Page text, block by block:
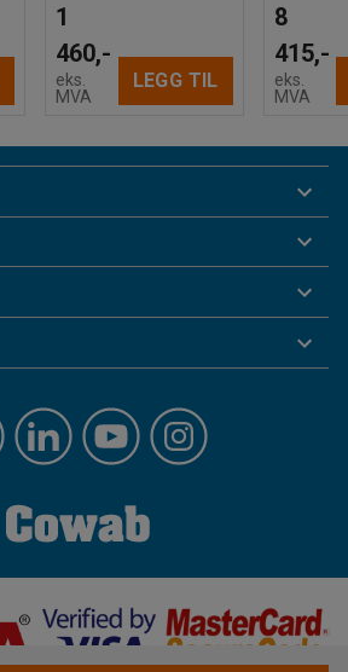
1
460,-
eks.
MVA
LEGG TIL
8
415,-
eks.
MVA